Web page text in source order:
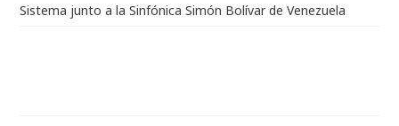
Sistema junto a la Sinfónica Simón Bolívar de Venezuela